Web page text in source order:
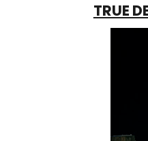
TRUE